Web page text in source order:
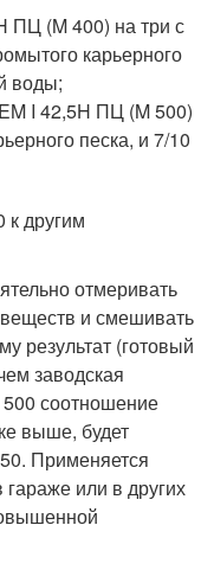
ПЦ (M 400) на три с
карьерного
воды;
I 42,5H ПЦ (M 500)
песка, и 7/10
другим
отмеривать
и смешивать
результат (готовый
заводская
соотношение
выше, будет
Применяется
или в других